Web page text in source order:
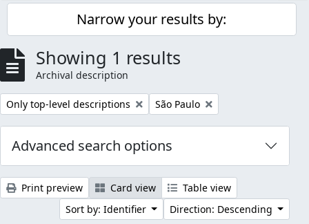
Narrow your results by:
Showing 1 results
Archival description
Remove filter:
Only top-level descriptions Remove filter:
São Paulo
Advanced search options
Print preview Card view
Table view
Sort by: Identifier
Direction: Descending